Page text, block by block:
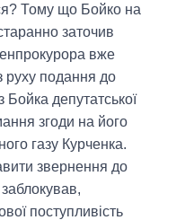
Тому що Бойко на
заточив
вже
руху подання до
Бойка депутатської
згоди на його
газу Курченка.
звернення до
поступливість